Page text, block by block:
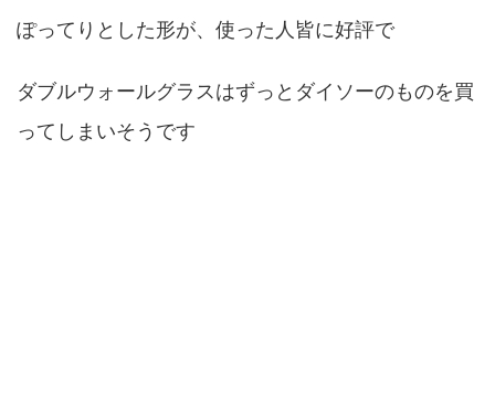
ぽってりとした形が、使った人皆に好評で
ダブルウォールグラスはずっとダイソーのものを買
ってしまいそうです